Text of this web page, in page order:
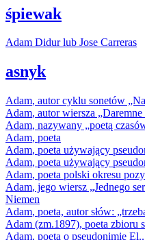
śpiewak
Adam Didur lub Jose Carreras
asnyk
Adam, autor cyklu sonetów
Adam, autor wiersza „Daremne
Adam, nazywany „poetą
Adam, poeta
Adam, poeta używający
Adam, poeta używający
Adam, poeta polski okresu
Adam, jego wiersz „Jednego
Niemen
Adam, poeta, autor słów:
Adam (zm.1897), poeta zbioru
Adam, poeta o pseudonimie